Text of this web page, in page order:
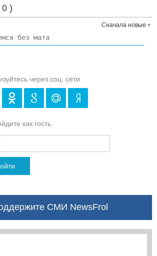
0 )
Сначала новые
через соц. сети
как гость
СМИ NewsFrol